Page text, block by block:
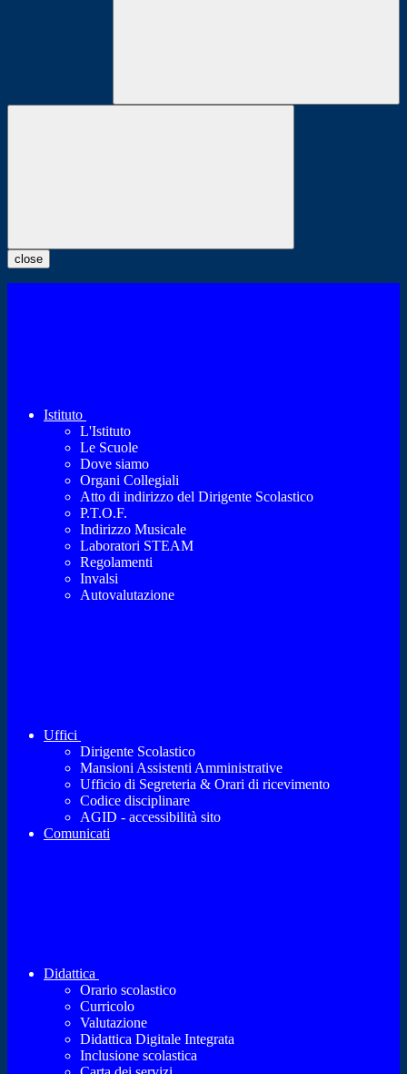
close
Istituto
L'Istituto
Le Scuole
Dove siamo
Organi Collegiali
Atto di indirizzo del Dirigente Scolastico
P.T.O.F.
Indirizzo Musicale
Laboratori STEAM
Regolamenti
Invalsi
Autovalutazione
Uffici
Dirigente Scolastico
Mansioni Assistenti Amministrative
Ufficio di Segreteria & Orari di ricevimento
Codice disciplinare
AGID - accessibilità sito
Comunicati
Didattica
Orario scolastico
Curricolo
Valutazione
Didattica Digitale Integrata
Inclusione scolastica